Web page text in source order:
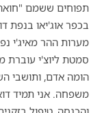
תפוחים ששמם "חואה-
בכפר אוג'יאו בנפת
מערות ההר מאיג'י
סמטת ליוצ'י עוברת
הומה אדם, ותושבי
משפחה. אני תמיד